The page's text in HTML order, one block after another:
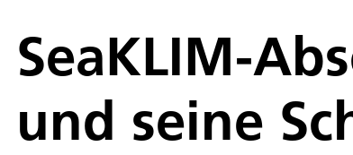
SeaKLIM-
und seine